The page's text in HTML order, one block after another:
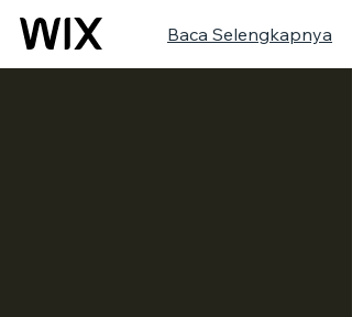
Baca Selengkapnya